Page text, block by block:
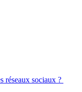
réseaux sociaux ?